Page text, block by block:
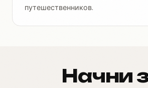
путешественников.
Начни